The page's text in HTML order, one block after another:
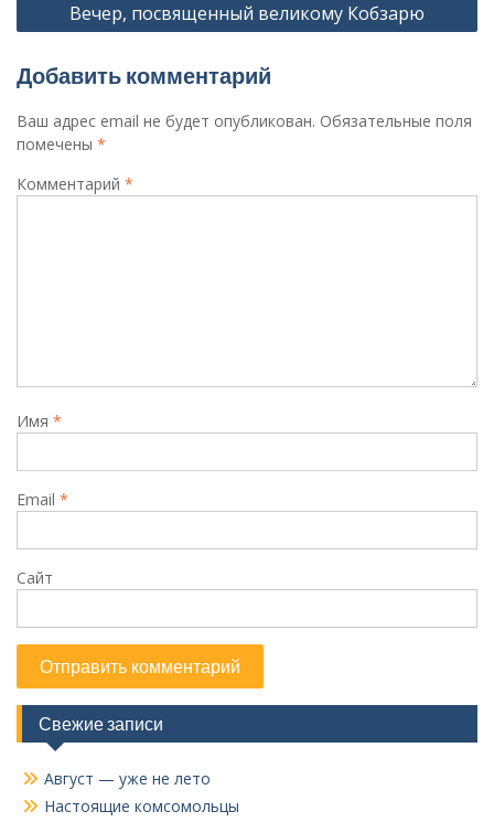
записямВечер, посвященный великому Кобзарю
Добавить комментарий
Ваш адрес email не будет опубликован. Обязательные поля
помечены *
Комментарий *
Имя *
Email *
Сайт
Свежие записи
Август — уже не лето
Настоящие комсомольцы